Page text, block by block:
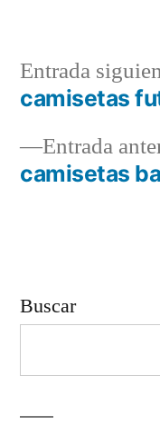
deEntrada
camisetas
Entrada
camisetas
Buscar